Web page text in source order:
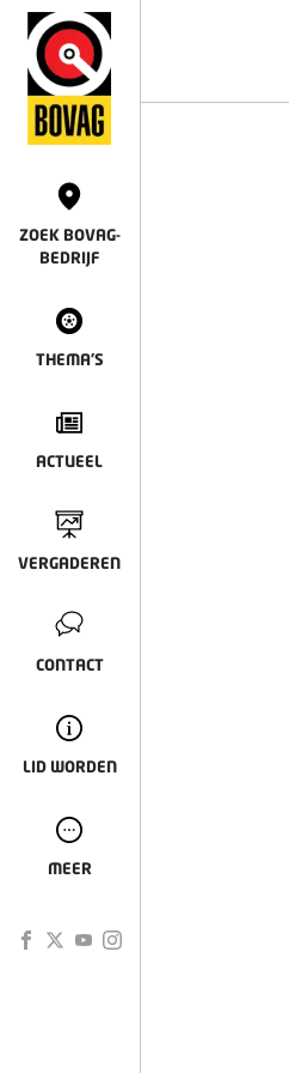
ZOEK BOVAG-
BEDRIJF
THEMA'S
ACTUEEL
VERGADEREN
CONTACT
LID WORDEN
MEER